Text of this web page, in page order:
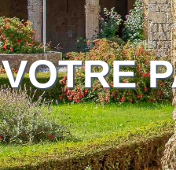
VOTRE